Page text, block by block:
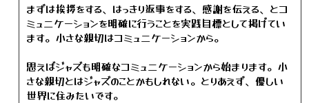
まずは挨拶をする、はっきり返事をする、感謝を伝える、とコ
ミュニケーションを明確に行うことを実践目標として掲げてい
ます。小さな親切はコミュニケーションから。
思えばジャズも明確なコミュニケーションから始まります。小
さな親切とはジャズのことかもしれない。とりあえず、優しい
世界に住みたいです。